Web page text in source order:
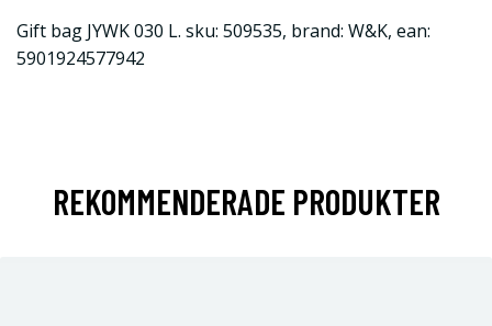
Gift bag JYWK 030 L. sku: 509535, brand: W&K, ean:
5901924577942
REKOMMENDERADE PRODUKTER